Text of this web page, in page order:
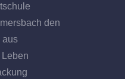
den
aus
Leben